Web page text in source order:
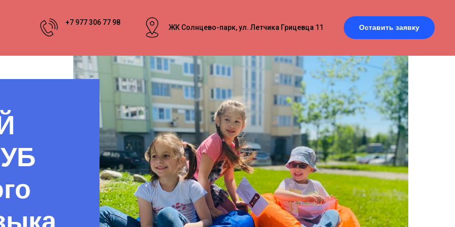
+7 977 306 77 98
ЖК Солнцево-парк, ул. Летчика Грицевца 11 Оставить заявку